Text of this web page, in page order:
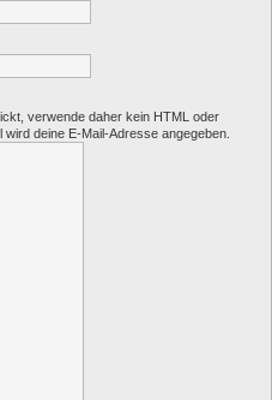
verwende daher kein HTML oder
deine E-Mail-Adresse angegeben.